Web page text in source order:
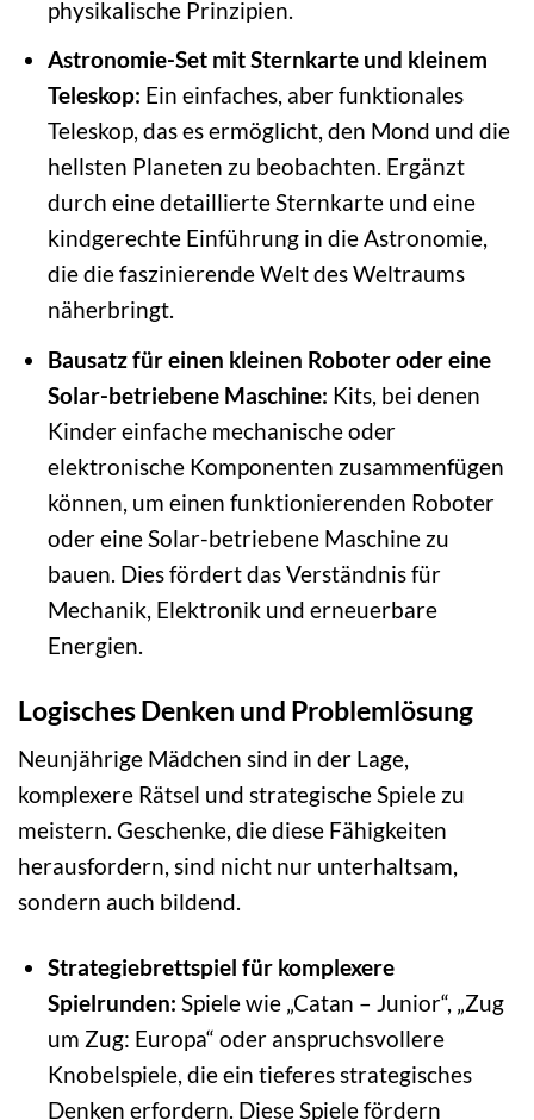
physikalische Prinzipien.
Astronomie-Set mit Sternkarte und kleinem
Teleskop: Ein einfaches, aber funktionales
Teleskop, das es ermöglicht, den Mond und die
hellsten Planeten zu beobachten. Ergänzt
durch eine detaillierte Sternkarte und eine
kindgerechte Einführung in die Astronomie,
die die faszinierende Welt des Weltraums
näherbringt.
Bausatz für einen kleinen Roboter oder eine
Solar-betriebene Maschine: Kits, bei denen
Kinder einfache mechanische oder
elektronische Komponenten zusammenfügen
können, um einen funktionierenden Roboter
oder eine Solar-betriebene Maschine zu
bauen. Dies fördert das Verständnis für
Mechanik, Elektronik und erneuerbare
Energien.
Logisches Denken und Problemlösung
Neunjährige Mädchen sind in der Lage,
komplexere Rätsel und strategische Spiele zu
meistern. Geschenke, die diese Fähigkeiten
herausfordern, sind nicht nur unterhaltsam,
sondern auch bildend.
Strategiebrettspiel für komplexere
Spielrunden: Spiele wie „Catan – Junior“, „Zug
um Zug: Europa“ oder anspruchsvollere
Knobelspiele, die ein tieferes strategisches
Denken erfordern. Diese Spiele fördern